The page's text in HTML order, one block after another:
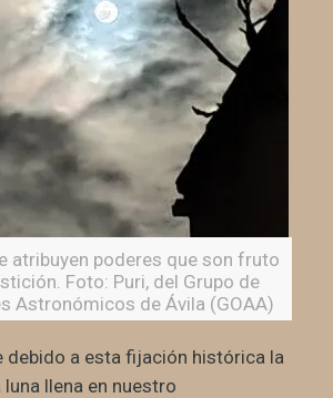
atribuyen poderes que son fruto
Foto: Puri, del Grupo de
Astronómicos de Ávila (GOAA)
debido a esta fijación histórica la
llena en nuestro